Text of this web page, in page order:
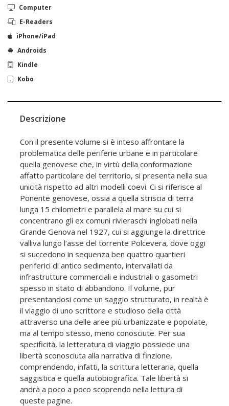
Computer
E-Readers
iPhone/iPad
Androids
Kindle
Kobo
Descrizione
Con il presente volume si è inteso affrontare la
problematica delle periferie urbane e in particolare
quella genovese che, in virtù della conformazione
affatto particolare del territorio, si presenta nella sua
unicità rispetto ad altri modelli coevi. Ci si riferisce al
Ponente genovese, ossia a quella striscia di terra
lunga 15 chilometri e parallela al mare su cui si
concentrano gli ex comuni rivieraschi inglobati nella
Grande Genova nel 1927, cui si aggiunge la direttrice
valliva lungo l’asse del torrente Polcevera, dove oggi
si succedono in sequenza ben quattro quartieri
periferici di antico sedimento, intervallati da
infrastrutture commerciali e industriali o gasometri
spesso in stato di abbandono. Il volume, pur
presentandosi come un saggio strutturato, in realtà è
il viaggio di uno scrittore e studioso della città
attraverso una delle aree più urbanizzate e popolate,
ma al tempo stesso, meno conosciute. Per sua
specificità, la letteratura di viaggio possiede una
libertà sconosciuta alla narrativa di finzione,
comprendendo, infatti, la scrittura letteraria, quella
saggistica e quella autobiografica. Tale libertà si
andrà a poco a poco scoprendo nella lettura di
queste pagine.